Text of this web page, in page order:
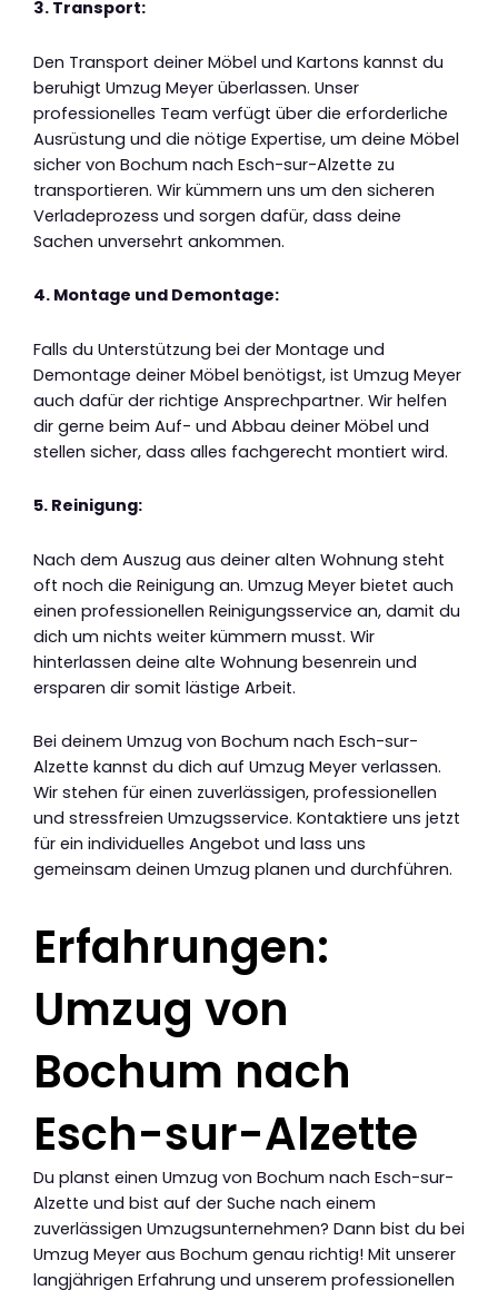
3. Transport:
Den Transport deiner Möbel und Kartons kannst du
beruhigt Umzug Meyer überlassen. Unser
professionelles Team verfügt über die erforderliche
Ausrüstung und die nötige Expertise, um deine Möbel
sicher von Bochum nach Esch-sur-Alzette zu
transportieren. Wir kümmern uns um den sicheren
Verladeprozess und sorgen dafür, dass deine
Sachen unversehrt ankommen.
4. Montage und Demontage:
Falls du Unterstützung bei der Montage und
Demontage deiner Möbel benötigst, ist Umzug Meyer
auch dafür der richtige Ansprechpartner. Wir helfen
dir gerne beim Auf- und Abbau deiner Möbel und
stellen sicher, dass alles fachgerecht montiert wird.
5. Reinigung:
Nach dem Auszug aus deiner alten Wohnung steht
oft noch die Reinigung an. Umzug Meyer bietet auch
einen professionellen Reinigungsservice an, damit du
dich um nichts weiter kümmern musst. Wir
hinterlassen deine alte Wohnung besenrein und
ersparen dir somit lästige Arbeit.
Bei deinem Umzug von Bochum nach Esch-sur-
Alzette kannst du dich auf Umzug Meyer verlassen.
Wir stehen für einen zuverlässigen, professionellen
und stressfreien Umzugsservice. Kontaktiere uns jetzt
für ein individuelles Angebot und lass uns
gemeinsam deinen Umzug planen und durchführen.
Erfahrungen:
Umzug von
Bochum nach
Esch-sur-Alzette
Du planst einen Umzug von Bochum nach Esch-sur-
Alzette und bist auf der Suche nach einem
zuverlässigen Umzugsunternehmen? Dann bist du bei
Umzug Meyer aus Bochum genau richtig! Mit unserer
langjährigen Erfahrung und unserem professionellen